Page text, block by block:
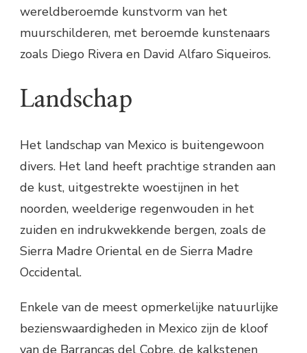
wereldberoemde kunstvorm van het
muurschilderen, met beroemde kunstenaars
zoals Diego Rivera en David Alfaro Siqueiros.
Landschap
Het landschap van Mexico is buitengewoon
divers. Het land heeft prachtige stranden aan
de kust, uitgestrekte woestijnen in het
noorden, weelderige regenwouden in het
zuiden en indrukwekkende bergen, zoals de
Sierra Madre Oriental en de Sierra Madre
Occidental.
Enkele van de meest opmerkelijke natuurlijke
bezienswaardigheden in Mexico zijn de kloof